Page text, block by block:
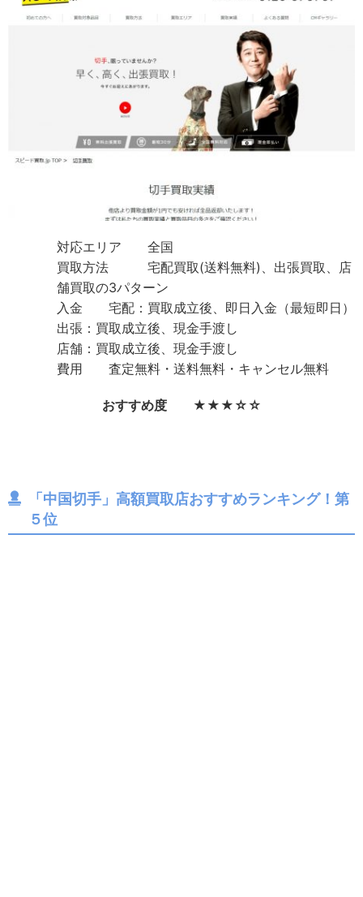
対応エリア 全国
買取方法 宅配買取(送料無料)、出張買取、店
舗買取の3パターン
入金 宅配：買取成立後、即日入金（最短即日）
出張：買取成立後、現金手渡し
店舗：買取成立後、現金手渡し
費用 査定無料・送料無料・キャンセル無料
おすすめ度 ★★★☆☆
「中国切手」高額買取店おすすめランキング！第
５位